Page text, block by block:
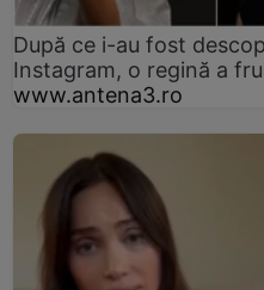
După ce i-au fost
Instagram, o regină a
www.antena3.ro